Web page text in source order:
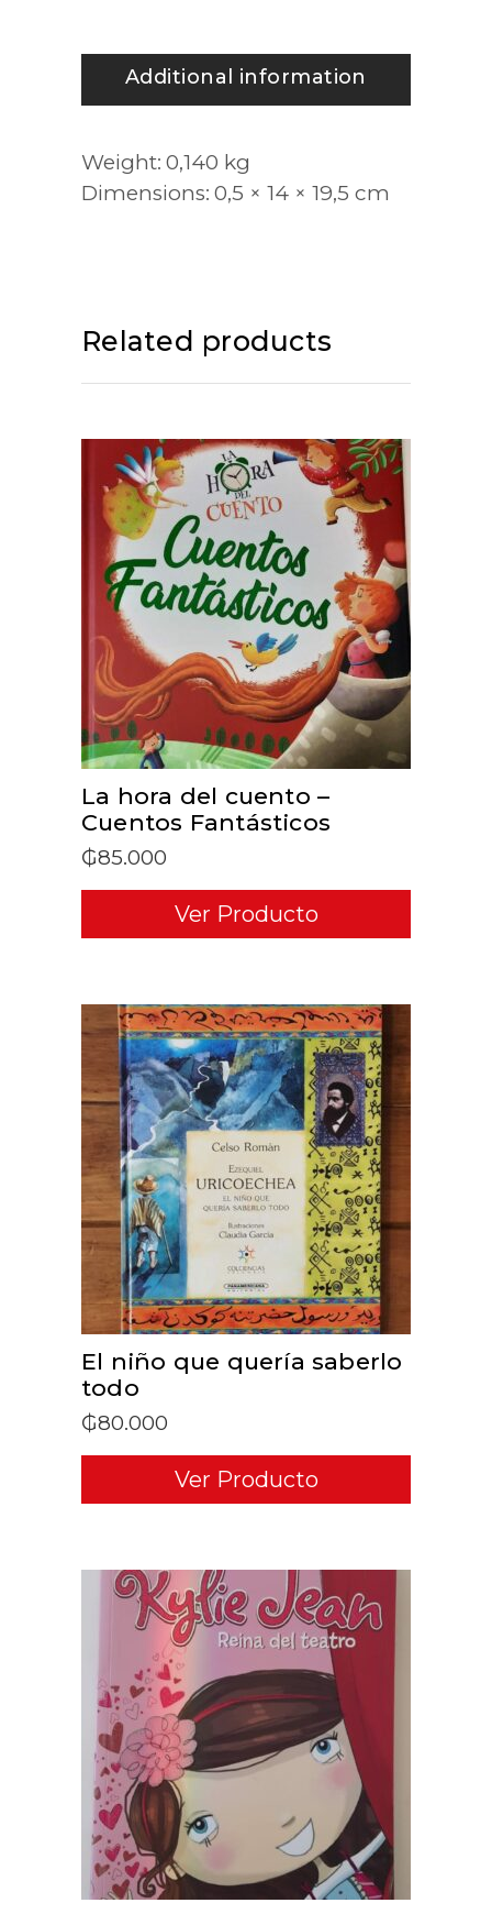
Additional information
Weight 0,140 kg
Dimensions 0,5 × 14 × 19,5 cm
Related products
ADD TO CART
La hora del cuento –
Cuentos Fantásticos
₲85.000
Ver Producto
ADD TO CART
El niño que quería saberlo
todo
₲80.000
Ver Producto
ADD TO CART